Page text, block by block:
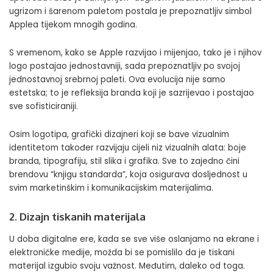
ugrizom i šarenom paletom postala je prepoznatljiv simbol
Applea tijekom mnogih godina.
S vremenom, kako se Apple razvijao i mijenjao, tako je i njihov
logo postajao jednostavniji, sada prepoznatljiv po svojoj
jednostavnoj srebrnoj paleti. Ova evolucija nije samo
estetska; to je refleksija branda koji je sazrijevao i postajao
sve sofisticiraniji.
Osim logotipa, grafički dizajneri koji se bave vizualnim
identitetom također razvijaju cijeli niz vizualnih alata: boje
branda, tipografiju, stil slika i grafika. Sve to zajedno čini
brendovu “knjigu standarda”, koja osigurava dosljednost u
svim marketinškim i komunikacijskim materijalima.
2. Dizajn tiskanih materijala
U doba digitalne ere, kada se sve više oslanjamo na ekrane i
elektroničke medije, možda bi se pomislilo da je tiskani
materijal izgubio svoju važnost. Međutim, daleko od toga.